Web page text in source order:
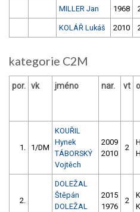
MILLER Jan 1968
KOLÁŘ Lukáš 2010
kategorie C2M
por. vk jméno nar. vt
1. 1/DM
KOUŘIL
Hynek
TÁBORSKÝ
Vojtěch
2009
2010
2
2.
DOLEŽAL
Štěpán
DOLEŽAL
2015
1976
2